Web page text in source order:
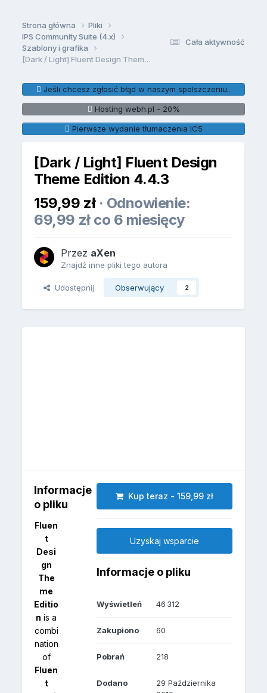
Cała aktywność
Strona główna
Pliki
IPS Community Suite (4.x)
Szablony i grafika
[Dark / Light] Fluent Design Theme Edition
Jeśli chcesz zgłosić błąd w naszym spolszczeniu..
Hosting webh.pl - 20%
Pierwsze wydanie tłumaczenia IC5
[Dark / Light] Fluent Design
Theme Edition 4.4.3
159,99 zł · Odnowienie:
69,99 zł co 6 miesięcy
Przez aXen
Znajdź inne pliki tego autora
Udostępnij Obserwujący 2
Informacje
o pliku
Fluen
t
Desi
gn
The
me
Editio
n is a
combi
nation
of
Fluen
t
Kup teraz - 159,99 zł
Uzyskaj wsparcie
Informacje o pliku
Wyświetleń 46 312
Zakupiono 60
Pobrań 218
Dodano
29 Października